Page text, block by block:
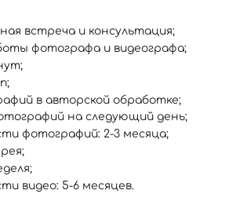
встреча и консультация;
фотографа и видеографа;
в авторской обработке;
на следующий день;
фотографий: 2-3 месяца;
видео: 5-6 месяцев.